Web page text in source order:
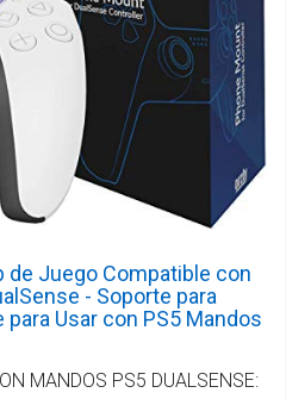
de Juego Compatible con
- Soporte para
Usar con PS5 Mandos
MANDOS PS5 DUALSENSE: